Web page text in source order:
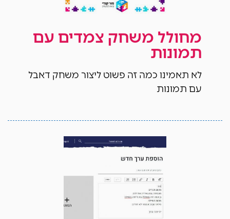
מחולל משחק צמדים עם
תמונות
לא תאמינו כמה זה פשוט ליצור משחק דאבל
עם תמונות